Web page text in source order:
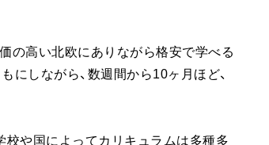
の高い北欧にありながら格安で学べる
にしながら、数週間から10ヶ月ほど、
校や国によってカリキュラムは多種多